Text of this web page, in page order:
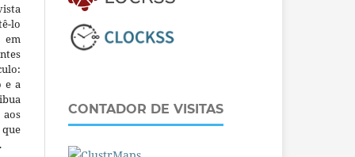
lo
em
e a
CONTADOR DE VISITAS